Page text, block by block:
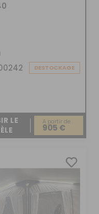
DESTOCKAGE
LE
A partir de :
905 €